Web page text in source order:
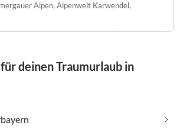
Alpen, Alpenwelt Karwendel,
deinen Traumurlaub in